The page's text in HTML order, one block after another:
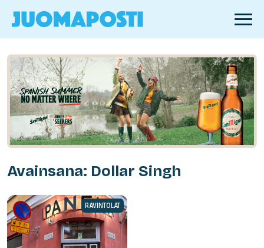
Avainsana: Dollar Singh
RAVINTOLAT